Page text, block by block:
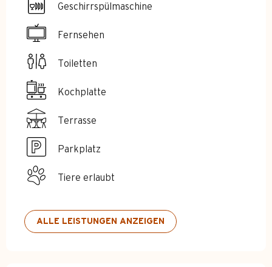
Geschirrspülmaschine
Fernsehen
Toiletten
Kochplatte
Terrasse
Parkplatz
Tiere erlaubt
ALLE LEISTUNGEN ANZEIGEN